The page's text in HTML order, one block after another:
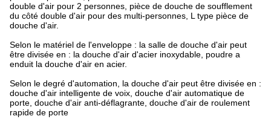
double d'air pour 2 personnes, pièce de douche de soufflement
du côté double d'air pour des multi-personnes, L type pièce de
douche d'air.
Selon le matériel de l'enveloppe : la salle de douche d'air peut
être divisée en : la douche d'air d'acier inoxydable, poudre a
enduit la douche d'air en acier.
Selon le degré d'automation, la douche d'air peut être divisée en :
douche d'air intelligente de voix, douche d'air automatique de
porte, douche d'air anti-déflagrante, douche d'air de roulement
rapide de porte